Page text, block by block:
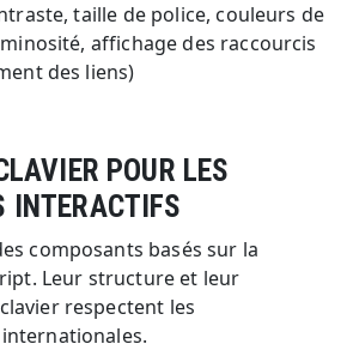
taille de police, couleurs de
affichage des raccourcis
des liens)
POUR LES
INTERACTIFS
composants basés sur la
Leur structure et leur
respectent les